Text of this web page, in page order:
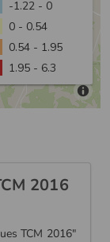
2016
TCM 2016"